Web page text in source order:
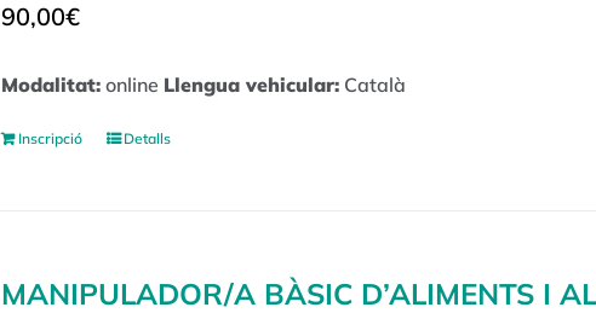
90,00€
Modalitat: online Llengua vehicular: Català
Inscripció Detalls
MANIPULADOR/A BÀSIC D’ALIMENTS I